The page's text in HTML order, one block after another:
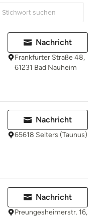
Nachricht
Frankfurter Straße 48,
61231 Bad Nauheim
Nachricht
65618 Selters (Taunus)
Nachricht
Preungesheimerstr. 16,